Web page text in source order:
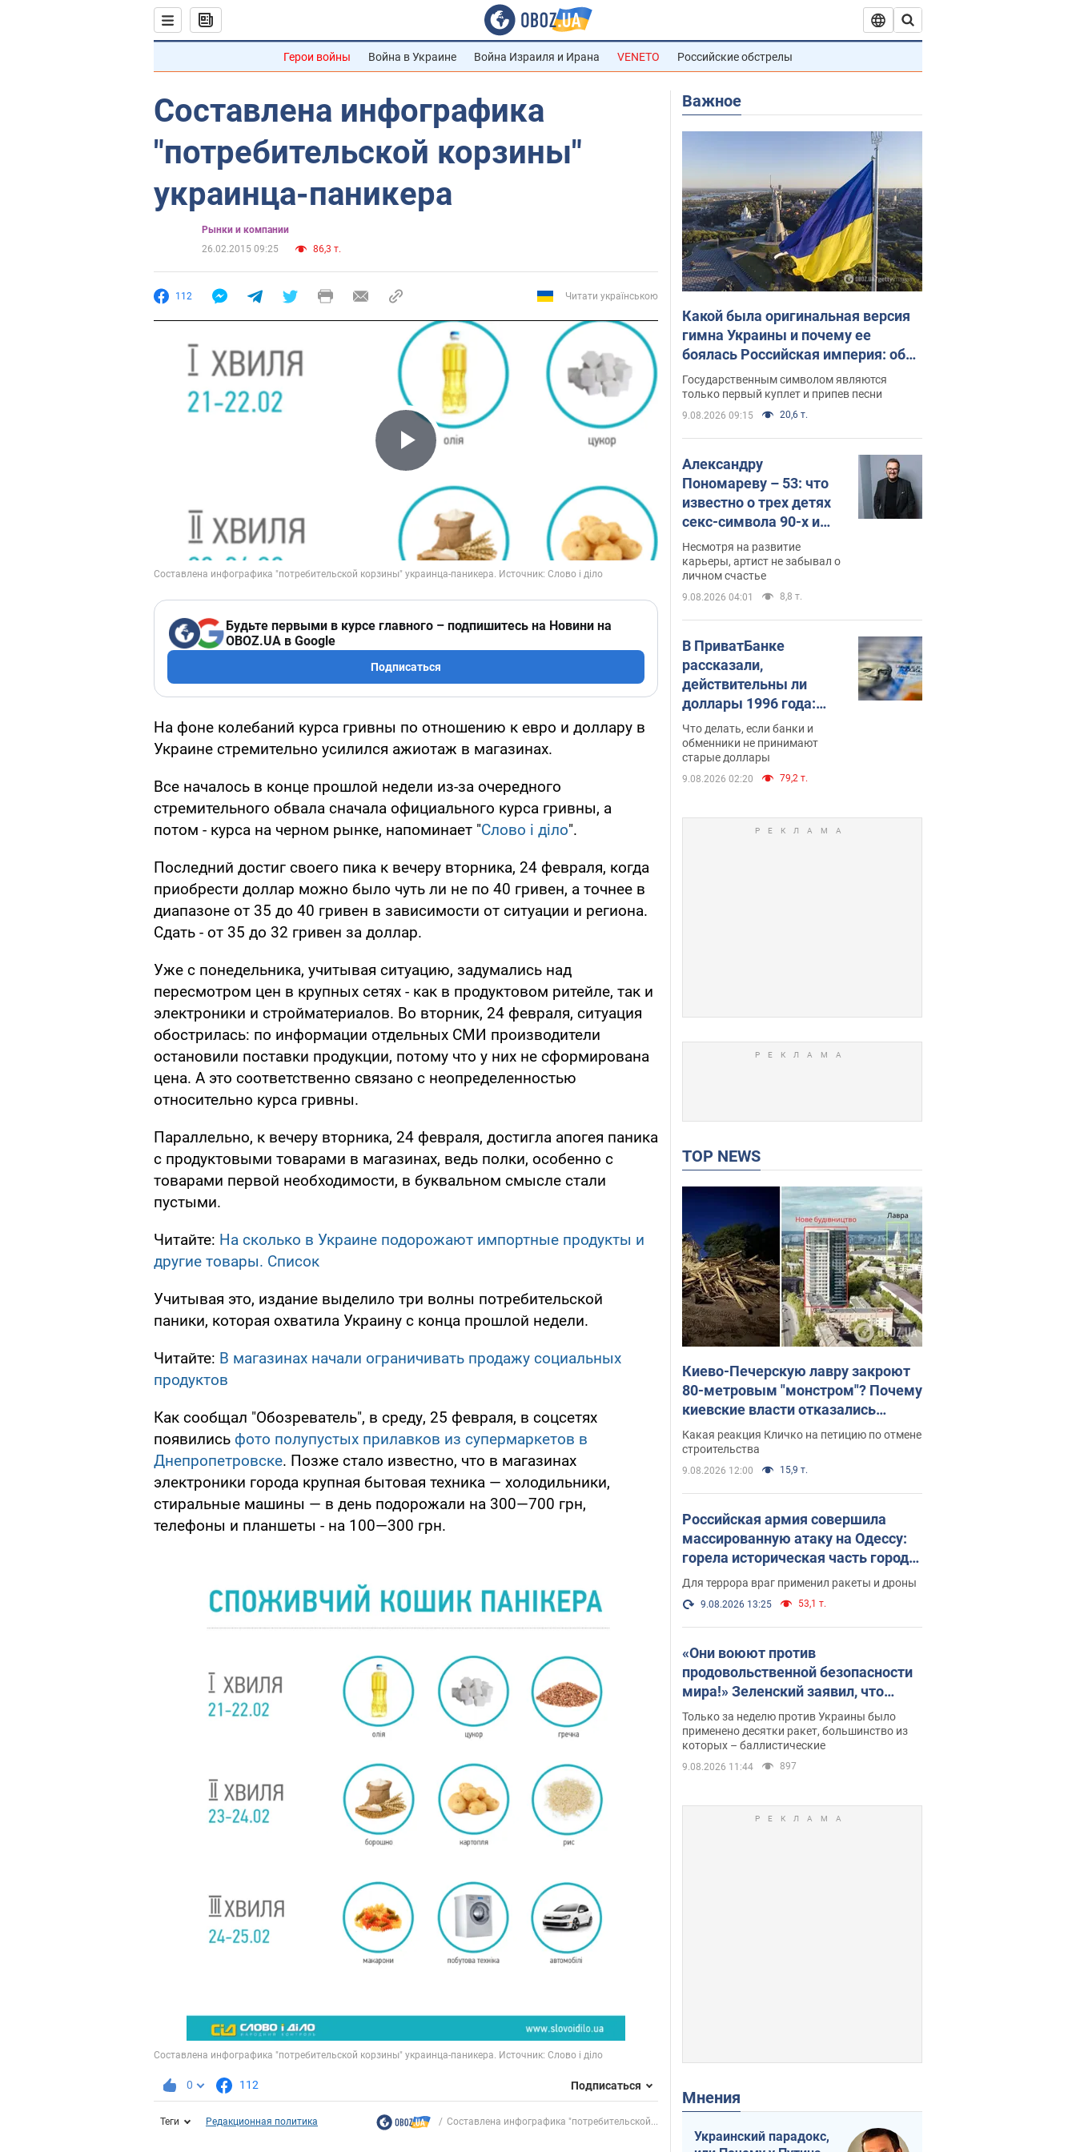
Герои войны Война в Украине Война Израиля и Ирана VENETO Российские обстрелы
Составлена инфографика
"потребительской корзины"
украинца-паникера
Рынки и компании
26.02.2015 09:25
86,3 т.
112 Читати українською
Play Video
Будьте первыми в курсе главного – подпишитесь на Новини на
OBOZ.UA в Google
Подписаться
На фоне колебаний курса гривны по отношению к евро и доллару в
Украине стремительно усилился ажиотаж в магазинах.
Все началось в конце прошлой недели из-за очередного
стремительного обвала сначала официального курса гривны, а
потом - курса на черном рынке, напоминает "Слово і діло".
Последний достиг своего пика к вечеру вторника, 24 февраля, когда
приобрести доллар можно было чуть ли не по 40 гривен, а точнее в
диапазоне от 35 до 40 гривен в зависимости от ситуации и региона.
Сдать - от 35 до 32 гривен за доллар.
Уже с понедельника, учитывая ситуацию, задумались над
пересмотром цен в крупных сетях - как в продуктовом ритейле, так и
электроники и стройматериалов. Во вторник, 24 февраля, ситуация
обострилась: по информации отдельных СМИ производители
остановили поставки продукции, потому что у них не сформирована
цена. А это соответственно связано с неопределенностью
относительно курса гривны.
Параллельно, к вечеру вторника, 24 февраля, достигла апогея паника
с продуктовыми товарами в магазинах, ведь полки, особенно с
товарами первой необходимости, в буквальном смысле стали
пустыми.
Читайте: На сколько в Украине подорожают импортные продукты и
другие товары. Список
Учитывая это, издание выделило три волны потребительской
паники, которая охватила Украину с конца прошлой недели.
Читайте: В магазинах начали ограничивать продажу социальных
продуктов
Как сообщал "Обозреватель", в среду, 25 февраля, в соцсетях
появились фото полупустых прилавков из супермаркетов в
Днепропетровске. Позже стало известно, что в магазинах
электроники города крупная бытовая техника — холодильники,
стиральные машины — в день подорожали на 300—700 грн,
телефоны и планшеты - на 100—300 грн.
0 112 Подписаться
Теги Редакционная политика Составлена инфографика "потребительской...
Важное
Какой была оригинальная версия
гимна Украины и почему ее
боялась Российская империя: об
этом не рассказывают в школе
Государственным символом являются
только первый куплет и припев песни
9.08.2026 09:15 20,6 т.
Александру
Пономареву – 53: что
известно о трех детях
секс-символа 90-х и
как они выглядят
Несмотря на развитие
карьеры, артист не забывал о
личном счастье
9.08.2026 04:01 8,8 т.
В ПриватБанке
рассказали,
действительны ли
доллары 1996 года:
принимают ли
обменники и банки
такие купюры
Что делать, если банки и
обменники не принимают
старые доллары
9.08.2026 02:20 79,2 т.
TOP NEWS
Киево-Печерскую лавру закроют
80-метровым "монстром"? Почему
киевские власти отказались
остановить строительство
небоскреба "московского
верующего"
Какая реакция Кличко на петицию по отмене
строительства
9.08.2026 12:00 15,9 т.
Российская армия совершила
массированную атаку на Одессу:
горела историческая часть города,
есть пострадавшие. Фото и видео
Для террора враг применил ракеты и дроны
9.08.2026 13:25 53,1 т.
«Они воюют против
продовольственной безопасности
мира!» Зеленский заявил, что
российская армия вновь
обстреляла порт в Одессе
Только за неделю против Украины было
применено десятки ракет, большинство из
которых – баллистические
9.08.2026 11:44 897
Мнения
Украинский парадокс,